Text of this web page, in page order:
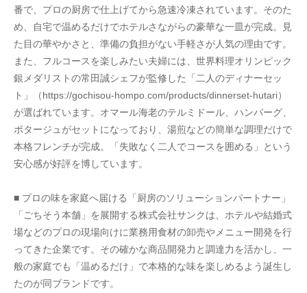
番で、プロの厨房で仕上げてから急速冷凍されています。そのた
め、自宅で温めるだけでホテルさながらの豪華な一皿が完成。見
た目の華やかさと、準備の負担がない手軽さが人気の理由です。
また、フルコースを楽しみたい夫婦には、世界料理オリンピック
銀メダリストの常田誠シェフが監修した「二人のディナーセッ
ト」（https://gochisou-hompo.com/products/dinnerset-hutari）
が選ばれています。オマール海老のテルミドール、ハンバーグ、
ポタージュがセットになっており、湯煎などの簡単な調理だけで
本格フレンチが完成。「失敗なく二人でコースを囲める」という
安心感が好評を博しています。
■ プロの味を家庭へ届ける「厨房のソリューションパートナー」
「ごちそう本舗」を展開する株式会社サンクは、ホテルや結婚式
場などのプロの現場向けに業務用食材の卸売やメニュー開発を行
ってきた企業です。その確かな商品開発力と調達力を活かし、一
般の家庭でも「温めるだけ」で本格的な味を楽しめるよう誕生し
たのが同ブランドです。